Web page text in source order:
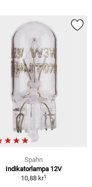
Spahn
Indikatorlampa 12V
10,88 kr1